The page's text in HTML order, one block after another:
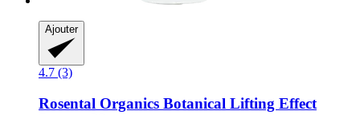
Ajouter
4.7 (3)
Rosental Organics Botanical Lifting Effect